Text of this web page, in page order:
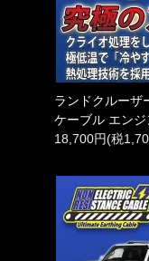
ランドクルーザ
ケーブル エンジ
18,700円(税